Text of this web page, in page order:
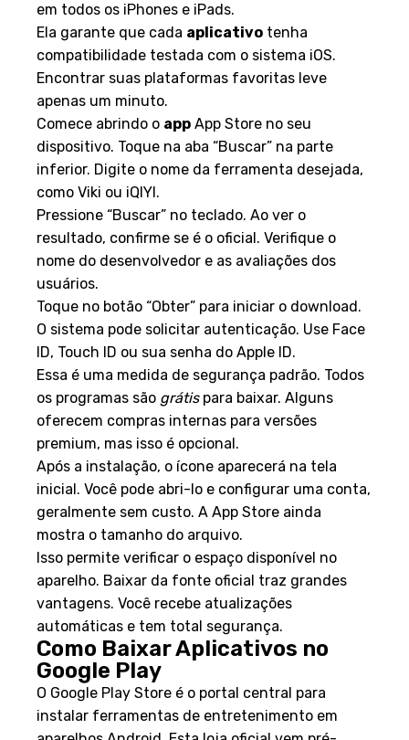
em todos os iPhones e iPads.
Ela garante que cada aplicativo tenha
compatibilidade testada com o sistema iOS.
Encontrar suas plataformas favoritas leve
apenas um minuto.
Comece abrindo o app App Store no seu
dispositivo. Toque na aba “Buscar” na parte
inferior. Digite o nome da ferramenta desejada,
como Viki ou iQIYI.
Pressione “Buscar” no teclado. Ao ver o
resultado, confirme se é o oficial. Verifique o
nome do desenvolvedor e as avaliações dos
usuários.
Toque no botão “Obter” para iniciar o download.
O sistema pode solicitar autenticação. Use Face
ID, Touch ID ou sua senha do Apple ID.
Essa é uma medida de segurança padrão. Todos
os programas são grátispara baixar. Alguns
oferecem compras internas para versões
premium, mas isso é opcional.
Após a instalação, o ícone aparecerá na tela
inicial. Você pode abri-lo e configurar uma conta,
geralmente sem custo. A App Store ainda
mostra o tamanho do arquivo.
Isso permite verificar o espaço disponível no
aparelho. Baixar da fonte oficial traz grandes
vantagens. Você recebe atualizações
automáticas e tem total segurança.
Como Baixar Aplicativos no
Google Play
O Google Play Store é o portal central para
instalar ferramentas de entretenimento em